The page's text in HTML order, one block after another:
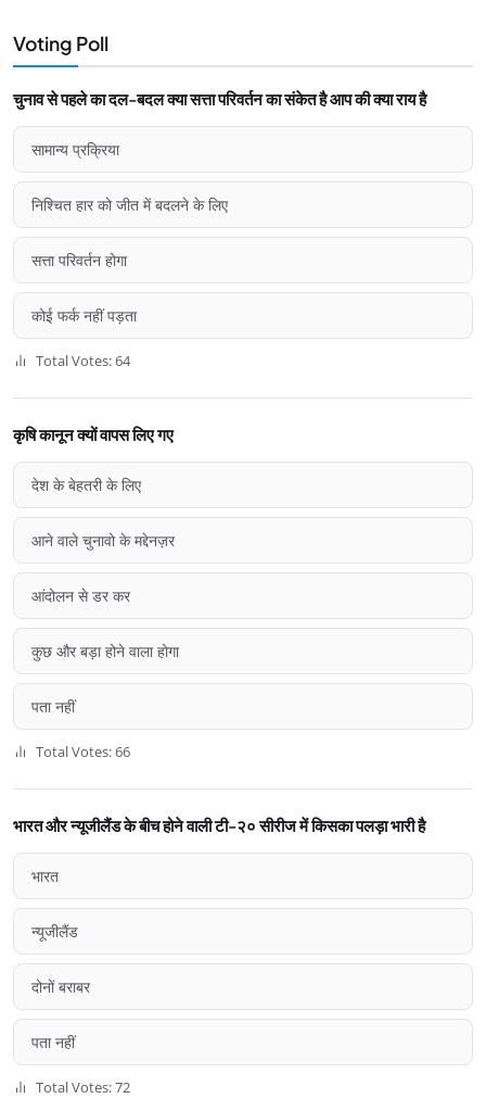
Voting Poll
चुनाव से पहले का दल-बदल क्या सत्ता परिवर्तन का संकेत है आप की क्या राय है
सामान्य प्रक्रिया
निश्चित हार को जीत में बदलने के लिए
सत्ता परिवर्तन होगा
कोई फर्क नहीं पड़ता
Total Votes: 64
कृषि कानून क्यों वापस लिए गए
देश के बेहतरी के लिए
आने वाले चुनावो के मद्देनज़र
आंदोलन से डर कर
कुछ और बड़ा होने वाला होगा
पता नहीं
Total Votes: 66
भारत और न्यूजीलैंड के बीच होने वाली टी-२० सीरीज में किसका पलड़ा भारी है
भारत
न्यूजीलैंड
दोनों बराबर
पता नहीं
Total Votes: 72